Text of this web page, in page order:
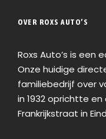
OVER ROXS AUTO’S
Roxs Auto’s is een
Onze huidige
familiebedrijf over
in 1932 oprichtte
Frankrijkstraat in